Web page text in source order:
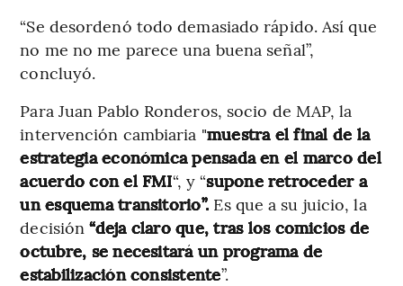
“Se desordenó todo demasiado rápido. Así que
no me no me parece una buena señal”,
concluyó.
Para Juan Pablo Ronderos, socio de MAP, la
intervención cambiaria "muestra el final de la
estrategia económica pensada en el marco del
acuerdo con el FMI“, y “supone retroceder a
un esquema transitorio”. Es que a su juicio, la
decisión“deja claro que, tras los comicios de
octubre, se necesitará un programa de
estabilización consistente”.